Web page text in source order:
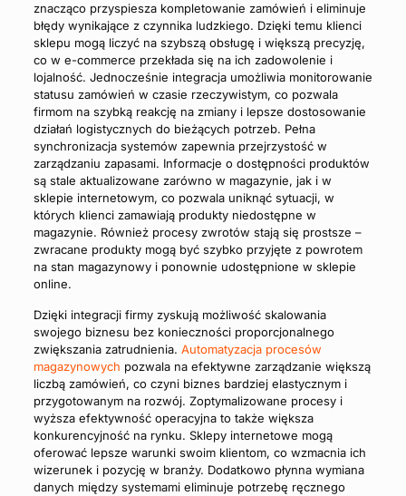
znacząco przyspiesza kompletowanie zamówień i eliminuje
błędy wynikające z czynnika ludzkiego. Dzięki temu klienci
sklepu mogą liczyć na szybszą obsługę i większą precyzję,
co w e-commerce przekłada się na ich zadowolenie i
lojalność. Jednocześnie integracja umożliwia monitorowanie
statusu zamówień w czasie rzeczywistym, co pozwala
firmom na szybką reakcję na zmiany i lepsze dostosowanie
działań logistycznych do bieżących potrzeb. Pełna
synchronizacja systemów zapewnia przejrzystość w
zarządzaniu zapasami. Informacje o dostępności produktów
są stale aktualizowane zarówno w magazynie, jak i w
sklepie internetowym, co pozwala uniknąć sytuacji, w
których klienci zamawiają produkty niedostępne w
magazynie. Również procesy zwrotów stają się prostsze –
zwracane produkty mogą być szybko przyjęte z powrotem
na stan magazynowy i ponownie udostępnione w sklepie
online.
Dzięki integracji firmy zyskują możliwość skalowania
swojego biznesu bez konieczności proporcjonalnego
zwiększania zatrudnienia. Automatyzacja procesów
magazynowych pozwala na efektywne zarządzanie większą
liczbą zamówień, co czyni biznes bardziej elastycznym i
przygotowanym na rozwój. Zoptymalizowane procesy i
wyższa efektywność operacyjna to także większa
konkurencyjność na rynku. Sklepy internetowe mogą
oferować lepsze warunki swoim klientom, co wzmacnia ich
wizerunek i pozycję w branży. Dodatkowo płynna wymiana
danych między systemami eliminuje potrzebę ręcznego